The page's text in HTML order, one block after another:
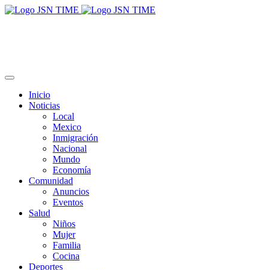
Inicio
Noticias
Local
Mexico
Inmigración
Nacional
Mundo
Economía
Comunidad
Anuncios
Eventos
Salud
Niños
Mujer
Familia
Cocina
Deportes